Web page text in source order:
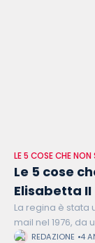
LE 5 COSE CHE NON
Le 5 cose
Elisabetta II
La regina è
mail nel 1976, da
della regina
REDAZIONE 4